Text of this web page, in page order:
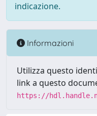
indicazione.
Informazioni
Utilizza questo
link a questo
https://